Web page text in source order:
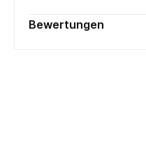
Bewertungen